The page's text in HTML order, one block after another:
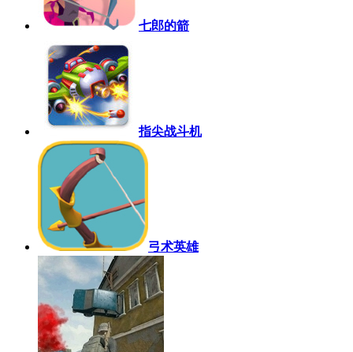
七郎的箭
指尖战斗机
弓术英雄